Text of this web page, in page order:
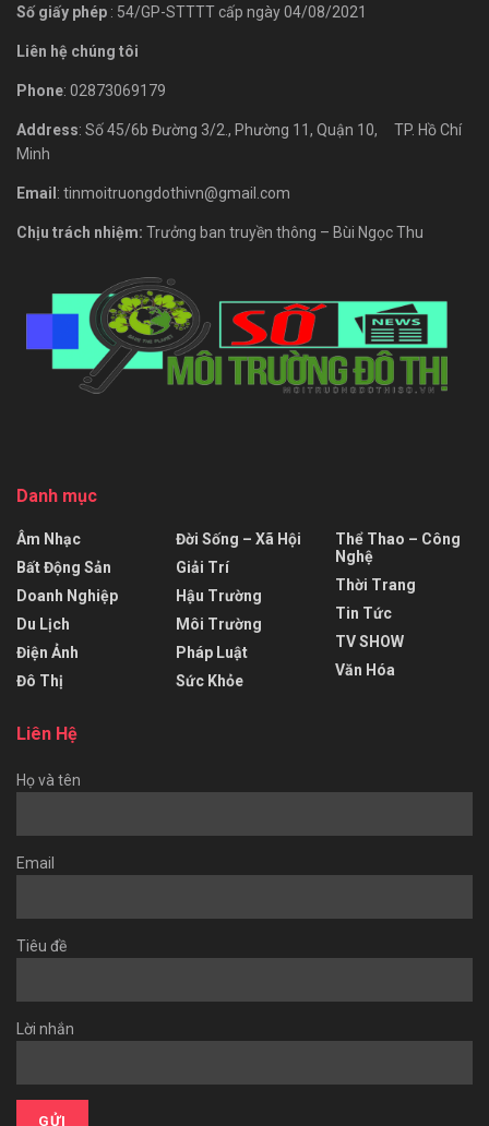
Số giấy phép : 54/GP-STTTT cấp ngày 04/08/2021
Liên hệ chúng tôi
Phone: 02873069179
Address: Số 45/6b Đường 3/2., Phường 11, Quận 10, TP. Hồ Chí
Minh
Email : tinmoitruongdothivn@gmail.com
Chịu trách nhiệm: Trưởng ban truyền thông – Bùi Ngọc Thu
Danh mục
Âm Nhạc
Bất Động Sản
Doanh Nghiệp
Du Lịch
Điện Ảnh
Đô Thị
Đời Sống – Xã Hội
Giải Trí
Hậu Trường
Môi Trường
Pháp Luật
Sức Khỏe
Thể Thao – Công
Nghệ
Thời Trang
Tin Tức
TV SHOW
Văn Hóa
Liên Hệ
Họ và tên
Email
Tiêu đề
Lời nhắn